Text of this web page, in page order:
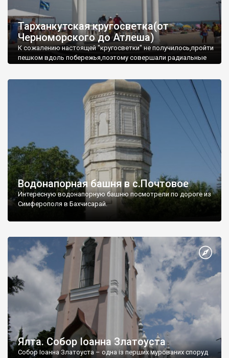
Тарханкутская кругосветка(от
Черноморского до Атлеша)
К сожалению настоящей "кругосветки" не получилось,пройти
пешком вдоль побережья,поэтому совершали радиальные
Водонапорная башня в с.Почтовое
Интересную водонапорную башню посмотрели по дороге из
Симферополя в Бахчисарай.
Ялта. Собор Іоанна Златоуста
Собор Іоанна Златоуста – одна із перших мурованих споруд